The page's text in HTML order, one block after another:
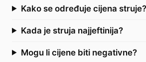
Kako se određuje cijena struje?
Kada je struja najjeftinija?
Mogu li cijene biti negativne?